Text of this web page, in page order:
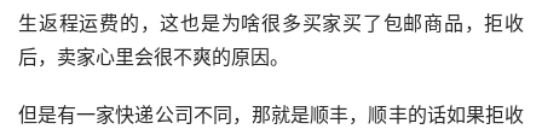
生返程运费的，这也是为啥很多买家买了包邮商品，拒收
后，卖家心里会很不爽的原因。
但是有一家快递公司不同，那就是顺丰，顺丰的话如果拒收